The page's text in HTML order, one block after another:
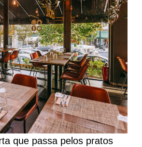
que passa pelos pratos